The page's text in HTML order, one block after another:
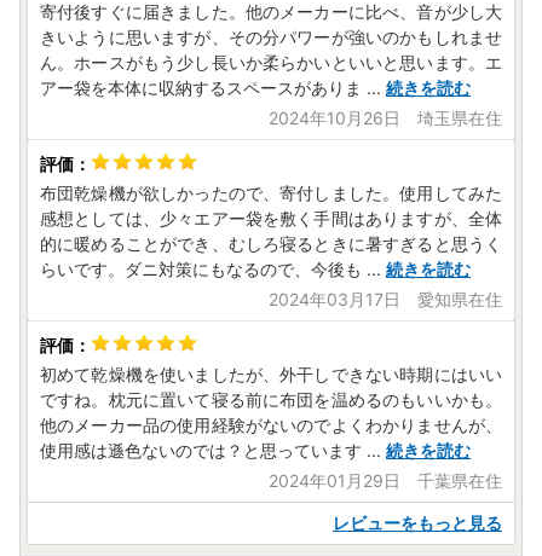
寄付後すぐに届きました。他のメーカーに比べ、音が少し大
きいように思いますが、その分パワーが強いのかもしれませ
ん。ホースがもう少し長いか柔らかいといいと思います。エ
アー袋を本体に収納するスペースがありま ... 続きを読む
2024年10月26日 埼玉県在住
布団乾燥機が欲しかったので、寄付しました。使用してみた
感想としては、少々エアー袋を敷く手間はありますが、全体
的に暖めることができ、むしろ寝るときに暑すぎると思うく
らいです。ダニ対策にもなるので、今後も ... 続きを読む
2024年03月17日 愛知県在住
初めて乾燥機を使いましたが、外干しできない時期にはいい
ですね。枕元に置いて寝る前に布団を温めるのもいいかも。
他のメーカー品の使用経験がないのでよくわかりませんが、
使用感は遜色ないのでは？と思っています ... 続きを読む
2024年01月29日 千葉県在住
レビューをもっと見る